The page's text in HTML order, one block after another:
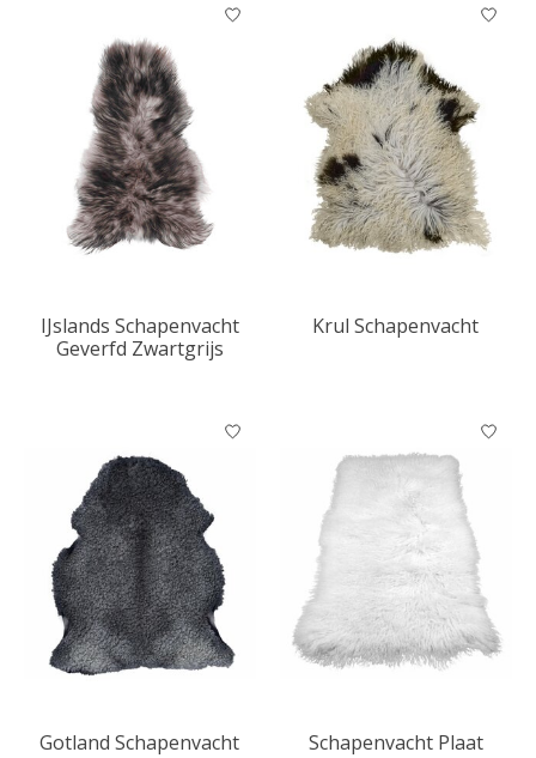
IJslands Schapenvacht
Geverfd Zwartgrijs
Krul Schapenvacht
Gotland Schapenvacht Schapenvacht Plaat